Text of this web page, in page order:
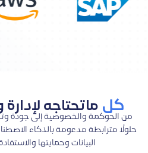
كل ماتحتاجه
حلولًا مترابطة مدعومة بالذكاء
البيانات وحمايتها